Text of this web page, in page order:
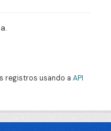
registros usando a API